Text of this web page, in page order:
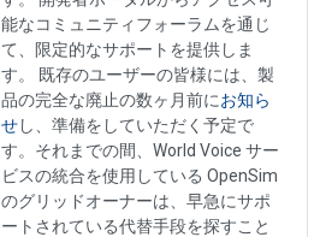
能なコミュニティフォーラムを通じ
て、限定的なサポートを提供しま
す。 既存のユーザーの皆様には、製
品の完全な廃止の数ヶ月前にお知ら
せし、準備をしていただく予定で
す。それまでの間、World Voice サー
ビスの統合を使用している OpenSim
のグリッドオーナーは、早急にサポ
ートされている代替手段を探すこと